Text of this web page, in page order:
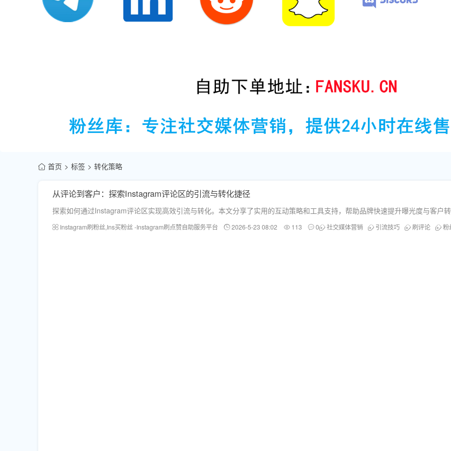
首页 标签 转化策略
从评论到客户：探索Instagram评论区的引流与转化捷径
探索如何通过Instagram评论区实现高效引流与转化。本文分享了实用的互动策略和工具支持，帮助品牌快速提升曝光度与客户
Instagram刷粉丝,Ins买粉丝 -Instagram刷点赞自助服务平台 2026-5-23 08:02 113 0 社交媒体营销 引流技巧 刷评论 粉